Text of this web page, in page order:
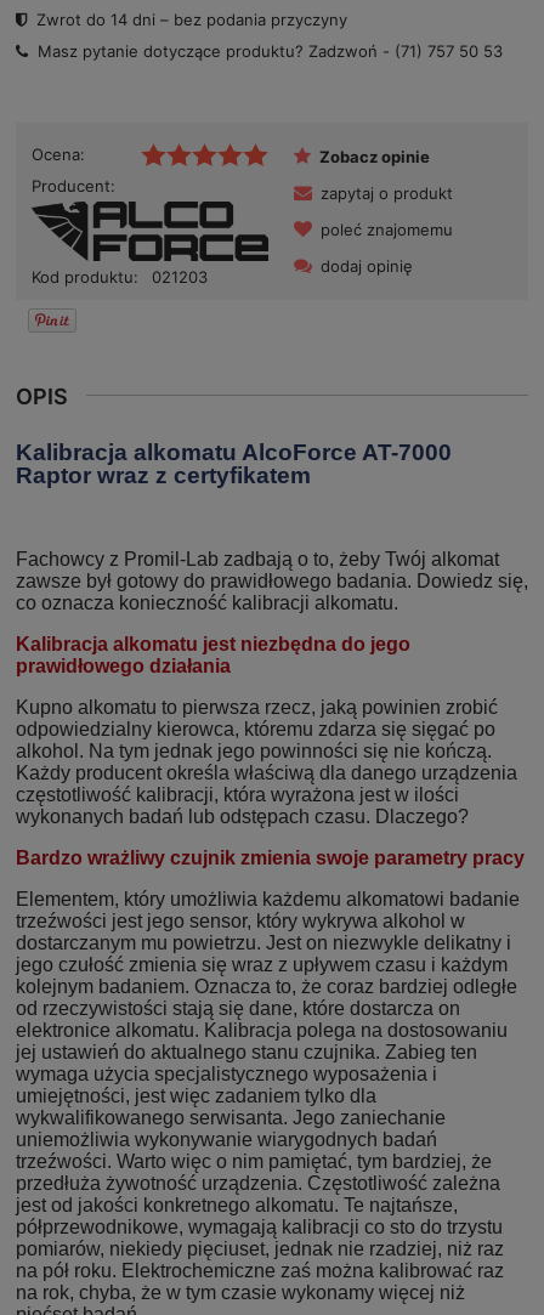
Zwrot do 14 dni – bez podania przyczyny
Masz pytanie dotyczące produktu? Zadzwoń - (71) 757 50 53
Ocena:
Producent:
Kod produktu: 021203
Zobacz opinie
zapytaj o produkt
poleć znajomemu
dodaj opinię
OPIS
Kalibracja alkomatu AlcoForce AT-7000
Raptor wraz z certyfikatem
Fachowcy z Promil-Lab zadbają o to, żeby Twój alkomat
zawsze był gotowy do prawidłowego badania. Dowiedz się,
co oznacza konieczność kalibracji alkomatu.
Kalibracja alkomatu jest niezbędna do jego
prawidłowego działania
Kupno alkomatu to pierwsza rzecz, jaką powinien zrobić
odpowiedzialny kierowca, któremu zdarza się sięgać po
alkohol. Na tym jednak jego powinności się nie kończą.
Każdy producent określa właściwą dla danego urządzenia
częstotliwość kalibracji, która wyrażona jest w ilości
wykonanych badań lub odstępach czasu. Dlaczego?
Bardzo wrażliwy czujnik zmienia swoje parametry pracy
Elementem, który umożliwia każdemu alkomatowi badanie
trzeźwości jest jego sensor, który wykrywa alkohol w
dostarczanym mu powietrzu. Jest on niezwykle delikatny i
jego czułość zmienia się wraz z upływem czasu i każdym
kolejnym badaniem. Oznacza to, że coraz bardziej odległe
od rzeczywistości stają się dane, które dostarcza on
elektronice alkomatu. Kalibracja polega na dostosowaniu
jej ustawień do aktualnego stanu czujnika. Zabieg ten
wymaga użycia specjalistycznego wyposażenia i
umiejętności, jest więc zadaniem tylko dla
wykwalifikowanego serwisanta. Jego zaniechanie
uniemożliwia wykonywanie wiarygodnych badań
trzeźwości. Warto więc o nim pamiętać, tym bardziej, że
przedłuża żywotność urządzenia. Częstotliwość zależna
jest od jakości konkretnego alkomatu. Te najtańsze,
półprzewodnikowe, wymagają kalibracji co sto do trzystu
pomiarów, niekiedy pięciuset, jednak nie rzadziej, niż raz
na pół roku. Elektrochemiczne zaś można kalibrować raz
na rok, chyba, że w tym czasie wykonamy więcej niż